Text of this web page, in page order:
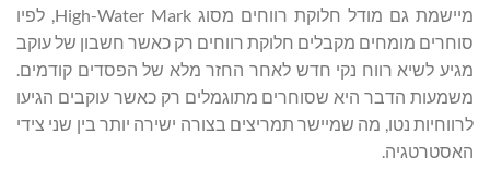
מיישמת גם מודל חלוקת רווחים מסוג High-Water Mark, לפיו
סוחרים מומחים מקבלים חלוקת רווחים רק כאשר חשבון של עוקב
מגיע לשיא רווח נקי חדש לאחר החזר מלא של הפסדים קודמים.
משמעות הדבר היא שסוחרים מתוגמלים רק כאשר עוקבים הגיעו
לרווחיות נטו, מה שמיישר תמריצים בצורה ישירה יותר בין שני צידי
האסטרטגיה.